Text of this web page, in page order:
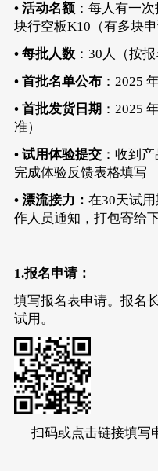
• 活动名额 ：每人有一
块行空板K10（有多块
• 每批人数：30人（按报
• 首批名单公布：2025
• 首批发货日期 ：2025
准）
• 试用体验提交：收到产
完成体验反馈表格填写
• 漂流接力： 在30天试
作人员通知，打包寄给
1.报名申请：
填写报名表申请。报名
试用。
扫码或点击链接填写